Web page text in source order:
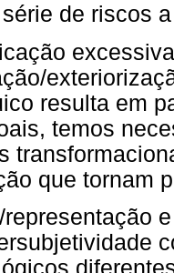
de riscos
resulta em
temos
que tornam